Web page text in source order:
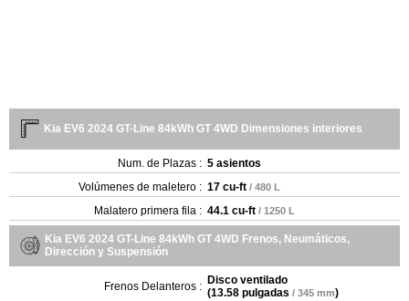
Kia EV6 2024 GT-Line 84kWh GT 4WD Dimensiones interiores
Num. de Plazas : 5 asientos
Volúmenes de maletero : 17 cu-ft / 480 L
Malatero primera fila : 44.1 cu-ft / 1250 L
Kia EV6 2024 GT-Line 84kWh GT 4WD Frenos, Neumáticos,
Dirección y Suspensión
Frenos Delanteros : Disco ventilado
(13.58 pulgadas / 345 mm)